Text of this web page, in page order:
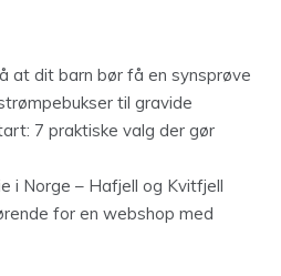
at dit barn bør få en synsprøve
til gravide
7 praktiske valg der gør
i Norge – Hafjell og Kvitfjell
for en webshop med